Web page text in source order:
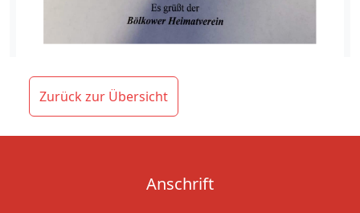
Zurück zur Übersicht
Anschrift